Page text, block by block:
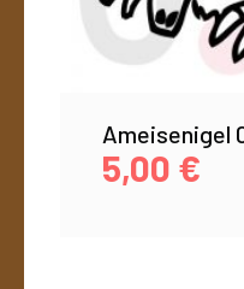
Ameisenigel
5,00 €